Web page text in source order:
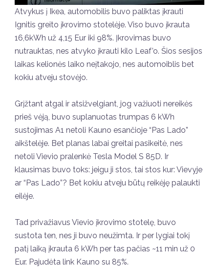
Atvykus į Ikea, automobilis buvo paliktas įkrauti
Ignitis greito įkrovimo stotelėje. Viso buvo įkrauta
16,6kWh už 4,15 Eur iki 98%. Įkrovimas buvo
nutrauktas, nes atvyko įkrauti kilo Leaf’o. Šios sesijos
laikas kelionės laiko neįtakojo, nes automoiblis bet
kokiu atveju stovėjo.
Grįžtant atgal ir atsižvelgiant, jog važiuoti nereikės
prieš vėją, buvo suplanuotas trumpas 6 kWh
sustojimas A1 netoli Kauno esančioje “Pas Lado”
aikštelėje. Bet planas labai greitai pasikeitė, nes
netoli Vievio pralenkė Tesla Model S 85D. Ir
klausimas buvo toks: jeigu ji stos, tai stos kur: Vievyje
ar “Pas Lado”? Bet kokiu atveju būtų reikėję palaukti
eilėje.
Tad privažiavus Vievio įkrovimo stotelę, buvo
sustota ten, nes ji buvo neužimta. Ir per lygiai tokį
patį laiką įkrauta 6 kWh per tas pačias ~11 min už 0
Eur. Pajudėta link Kauno su 85%.